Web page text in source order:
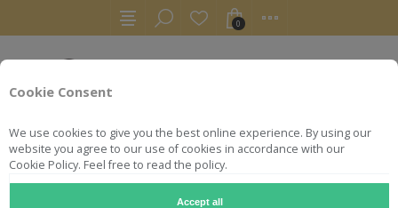
Cookie Consent
We use cookies to give you the best online experience. By using our
website you agree to our use of cookies in accordance with our
Cookie Policy. Feel free to read the policy.
Accept all
0